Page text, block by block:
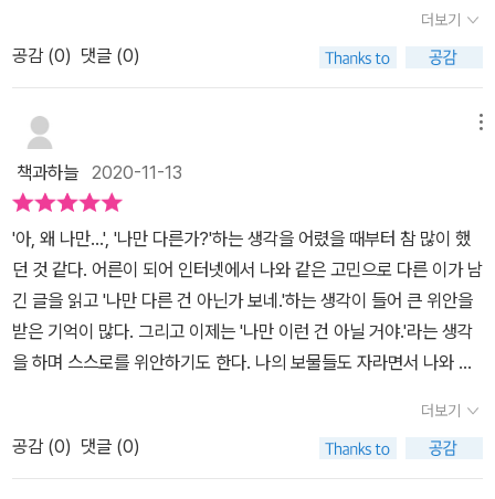
은 주인공은 이 세상에 자신과 같은 사람은 없다는 것을 깨닫고 있는
그대로의 모습으로 어울려 지내기로 마음 먹었다.모두 다 다르기에
다.초등학교 2학년인 아들과 5살 아들이 함께 읽으면서 처음에는 주
인공의 외모에 깜짝 놀랬다.그런데 아이들이 <골리앗>을 읽어나가면
서 주인공의 고민과 고민에 대한 답을 찾아나서는모습에서 완벽한 공
감은 아니였지만 어느 정도 공감하며 꼭 답을 찾길 응원했다.사실 아
이들과 함께 그림책을 읽으면서 어른들에게도 큰 가르침을 주는 책들
이 많았는데<골리앗>역시 어른들에게 많은 가르침을 선물한 책이다.
어른이든 아이들이든 자신과 다른 외모를 가지고 있다고 해서 배척하
고 멀리하는 경향들이 많은데그런 선입견과 편견들을 버리고 나 자신
지만 앞으로 우리 아이들이 살아가는 세상은 겉모습만으로 평가받는
것이 아니라모습 하나하나 다 다르고 존중받는 세상이 되었으면 하는
바람으로 <골리앗>을 추천한다.[출판사로부터 도서 협찬을 받았고
은 딸랑이를 흔들고 계십니다.자전거보다 더 큰 골리앗 그런 골리앗
이 학교를 가지만 스쿨버스에서 조차 우리 골리앗은 차 밖으로 몸이
빠져나올 만큼 큽니다.학교에서 조차 골리앗만큼 큰 친구가 없었기에
골리앗은 스스로가 작아질 수밖에 없었습니다.아이들은 학교에 적응
서 자기와 같은 사람을 찾아 떠납니다.바다에게도 묻고, 해님에게도
묻고, 달님에게도 묻는 골리앗과연 골리앗은 여행으로 어떤 답을 찾
았을까요?​골리앗을 다 읽고 난후 제 딸은내가 남과 다르다고 자신감
을 잃지 말자고 합니다.딸아이 말이 맞는 것 같습니다.이 세상 모든 사
람은 쌍둥이가 아닌 이상 다를 수밖에 없습니다.나만 다른 아이들과
다른 것 같다고 그래서 친구들이 자기와 놀기 싫어하는 것 같다고 마
음 속으로 고민하는 친구들이 많이 있을 것 같습니다.하지만 요즘 사
회는 개성이 뚜렷한 아이들을 많이 필요로 하고 있습니다.남과 다른
나의 모습에 남과 다른 나의 생각이 이상하다고 상처를 받지 말고 긍
더보기
공감 (0) 댓글 (0)
책과하늘 2020-11-13
'아, 왜 나만...', '나만 다른가?'하는 생각을 어렸을 때부터 참 많이 했
던 것 같다. 어른이 되어 인터넷에서 나와 같은 고민으로 다른 이가 남
긴 글을 읽고 '나만 다른 건 아닌가 보네.'하는 생각이 들어 큰 위안을
받은 기억이 많다. 그리고 이제는 '나만 이런 건 아닐 거야.'라는 생각
을 하며 스스로를 위안하기도 한다. 나의 보물들도 자라면서 나와 같
이야기를 통해 아이들이 그 고민스러운 상황을 지혜롭게 넘기는 데
도움이 되는 작은 열쇠 하나를 갖게 될 것 같았다. 그리고 독특한 그림
들이 그림 그리기 좋아하는 큰 보물에게 좋은 자극이 될 것 같다.골리
더보기
공감 (0) 댓글 (0)